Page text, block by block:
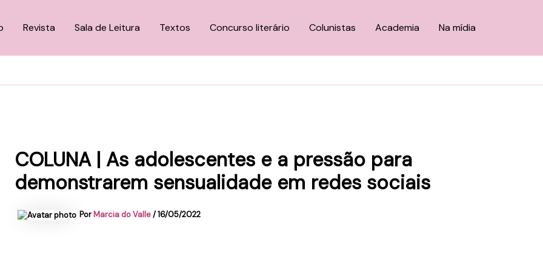
Revista Sala de Leitura Textos Concurso literário Colunistas Academia Na mídia
COLUNA | As adolescentes e a pressão para
demonstrarem sensualidade em redes sociais
Por Marcia do Valle/16/05/2022